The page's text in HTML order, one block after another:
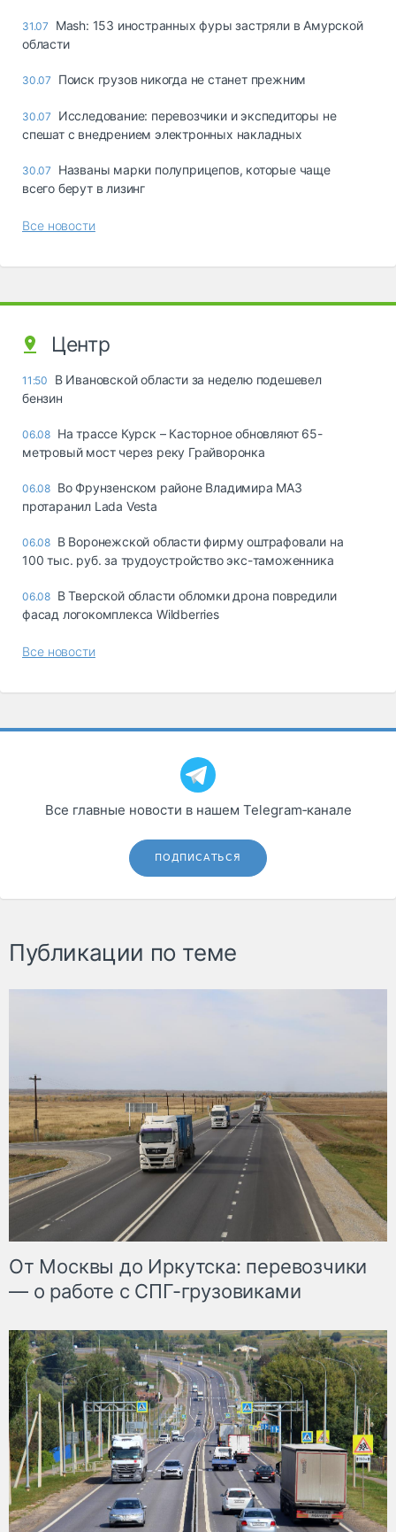
31.07
Mash: 153 иностранных фуры застряли в Амурской
области
30.07 Поиск грузов никогда не станет прежним
30.07
Исследование: перевозчики и экспедиторы не
спешат с внедрением электронных накладных
30.07
Названы марки полуприцепов, которые чаще
всего берут в лизинг
Все новости
Центр
11:50
В Ивановской области за неделю подешевел
бензин
06.08 На трассе Курск – Касторное обновляют 65-
метровый мост через реку Грайворонка
06.08 Во Фрунзенском районе Владимира МАЗ
протаранил Lada Vesta
06.08 В Воронежской области фирму оштрафовали на
100 тыс. руб. за трудоустройство экс-таможенника
06.08 В Тверской области обломки дрона повредили
фасад логокомплекса Wildberries
Все новости
Все главные новости в нашем Telegram‑канале
ПОДПИСАТЬСЯ
Публикации по теме
От Москвы до Иркутска: перевозчики
— о работе с СПГ-грузовиками